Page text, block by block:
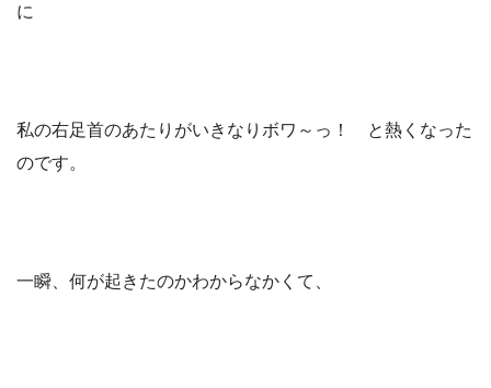
に
私の右足首のあたりがいきなりボワ～っ！ と熱くなった
のです。
一瞬、何が起きたのかわからなかくて、